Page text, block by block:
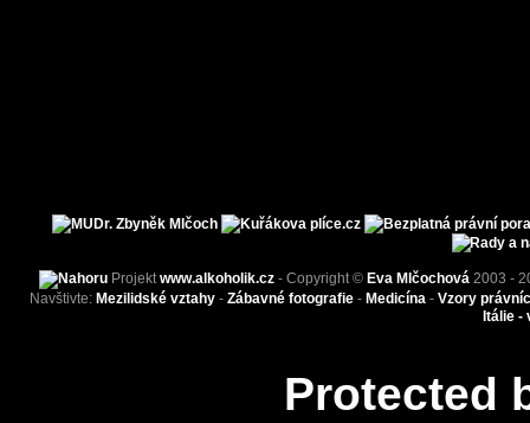
Projektwww.alkoholik.cz - Copyright © Eva Mlčochová 2003 -
Navštivte: Mezilidské vztahy - Zábavné fotografie - Medicína - Vzory
Itálie -
Protected